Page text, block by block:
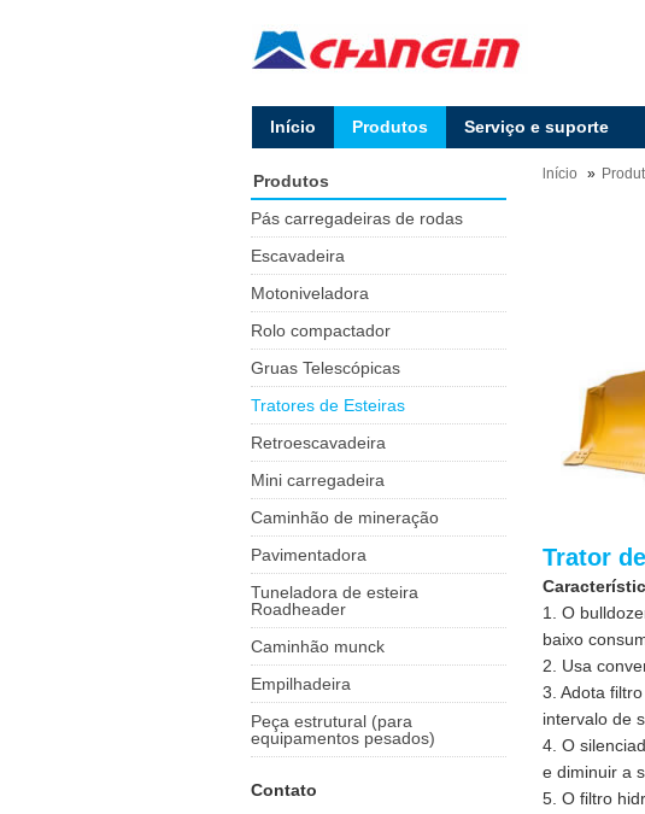
lnício Produtos Serviço e suporte
lnício
Trator
1. O
baixo
2. Usa
3. Adota
intervalo de
4. O
e diminuir a
5. O filtro
Produtos
Pás carregadeiras de rodas
Escavadeira
Motoniveladora
Rolo compactador
Gruas Telescópicas
Tratores de Esteiras
Retroescavadeira
Mini carregadeira
Caminhão de mineração
Pavimentadora
Tuneladora de esteira
Roadheader
Caminhão munck
Empilhadeira
Peça estrutural (para
equipamentos pesados)
Contato